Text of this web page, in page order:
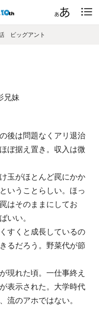
ビッグアント
妹
後は問題なくアリ退治
ぼ据え置き。収入は微
玉がほとんど罠にかか
いうことらしい。ほっ
はそのままにしてお
いい。
すくと成長しているの
るだろう。野菜代が節
現れた頃。一仕事終え
表示された。大学時代
流のアホではない。